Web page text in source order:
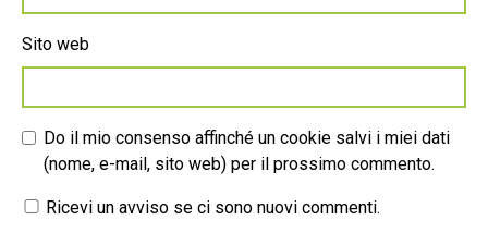
Sito web
Do il mio consenso affinché un cookie salvi i miei dati
(nome, e-mail, sito web) per il prossimo commento.
Ricevi un avviso se ci sono nuovi commenti.